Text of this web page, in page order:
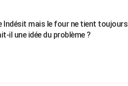
Indésit mais le four ne tient toujours
il une idée du problème ?